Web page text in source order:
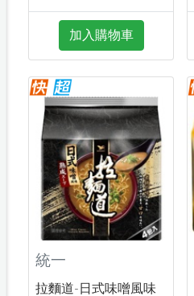
加入購物車
統一
拉麵道-日式味噌風味